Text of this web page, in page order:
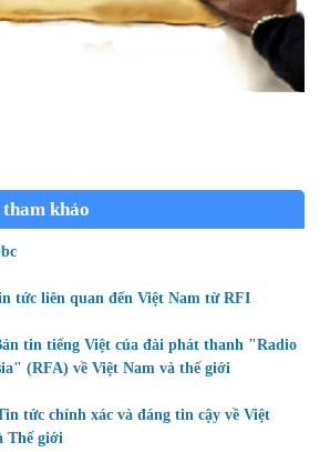
tham khảo
tức liên quan đến Việt Nam từ RFI
tin tiếng Việt của đài phát thanh "Radio
(RFA) về Việt Nam và thế giới
tức chính xác và đáng tin cậy về Việt
Thế giới